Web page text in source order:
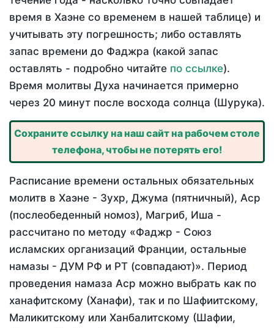
время в Хаэне со временем в нашей таблице) и
учитывать эту погрешность; либо оставлять
запас времени до Фаджра (какой запас
оставлять - подробно читайте по ссылке).
Время молитвы Духа начинается примерно
через 20 минут после восхода солнца (Шурука).
Сохраните ссылку на наш сайт на рабочем столе
телефона, чтобы не потерять его!
Расписание времени остальных обязательных
молитв в Хаэне - Зухр, Джума (пятничный), Аср
(послеобеденный номоз), Магриб, Иша -
рассчитано по методу «Фаджр - Союз
исламских организаций Франции, остальные
намазы - ДУМ РФ и РТ (совпадают)». Период
проведения намаза Аср можно выбрать как по
ханафитскому (Ханафи), так и по Шафиитскому,
Маликитскому или Ханбалитскому (Шафии,